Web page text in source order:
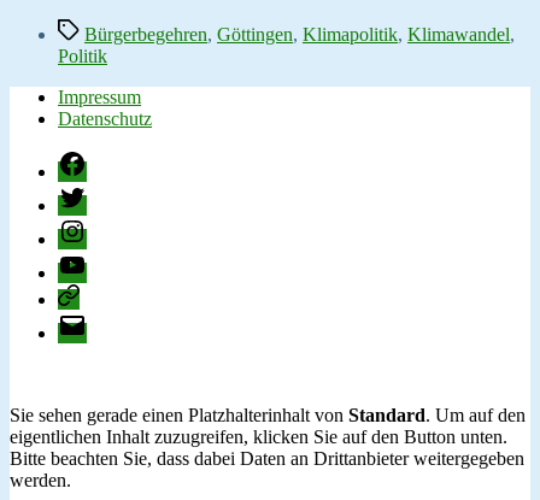
Schlagwörter
Bürgerbegehren, Göttingen, Klimapolitik, Klimawandel,
Politik
Impressum
Datenschutz
Facebook
Twitter
Instagram
YouTube
change.org
E-
Mail
Sie sehen gerade einen Platzhalterinhalt von Standard. Um auf den
eigentlichen Inhalt zuzugreifen, klicken Sie auf den Button unten.
Bitte beachten Sie, dass dabei Daten an Drittanbieter weitergegeben
werden.